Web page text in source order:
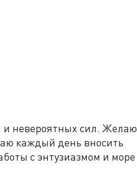
невероятных сил. Желаю
каждый день вносить
с энтузиазмом и море